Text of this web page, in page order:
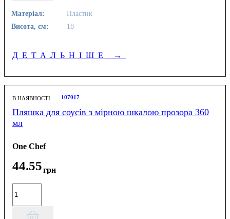
Матеріал:
Пластик
Висота, см:
18
ДЕТАЛЬНІШЕ →
В НАЯВНОСТІ 107017
Пляшка для соусів з мірною шкалою прозора 360
мл
One Chef
44.55грн